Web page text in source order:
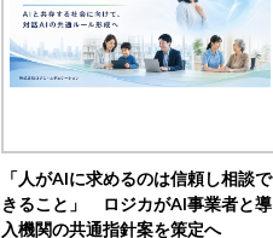
「人がAIに求めるのは信頼し相談で
きること」 ロジカがAI事業者と導
入機関の共通指針案を策定へ